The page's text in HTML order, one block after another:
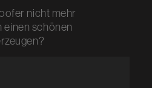
nicht mehr
einen schönen